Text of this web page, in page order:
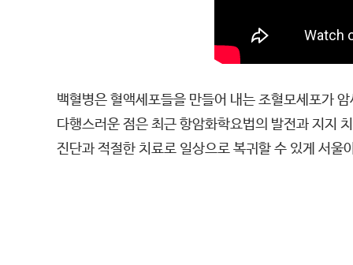
백혈병은 혈액세포들을 만들어 내는 조혈모세포가
다행스러운 점은 최근 항암화학요법의 발전과 지지
진단과 적절한 치료로 일상으로 복귀할 수 있게 서